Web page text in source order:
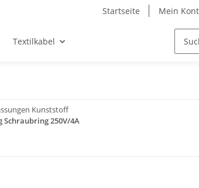
Startseite Mein
Textilkabel
Kunststoff
250V/4A